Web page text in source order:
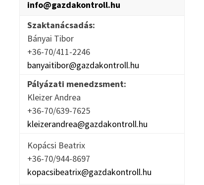
info@gazdakontroll.hu
Szaktanácsadás:
Bányai Tibor
+36-70/411-2246
banyaitibor@gazdakontroll.hu
Pályázati menedzsment:
Kleizer Andrea
+36-70/639-7625
kleizerandrea@gazdakontroll.hu
Kopácsi Beatrix
+36-70/944-8697
kopacsibeatrix@gazdakontroll.hu